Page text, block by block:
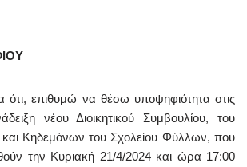
επιθυμώ να θέσω υποψηφιότητα στις
νέου Διοικητικού Συμβουλίου, του
Κηδεμόνων του Σχολείου Φύλλων, που
την Κυριακή 21/4/2024 και ώρα 17:00